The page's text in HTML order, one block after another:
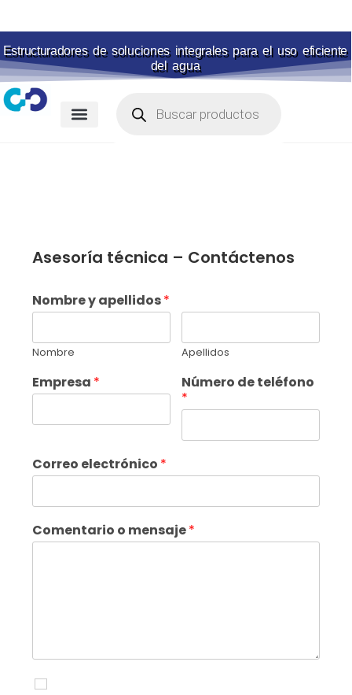
Estructuradores de soluciones integrales para el uso eficiente
del agua
Asesoría técnica – Contáctenos
Nombre y apellidos*
Nombre Apellidos
Empresa *
Número de teléfono
*
Correo electrónico *
Comentario o mensaje*